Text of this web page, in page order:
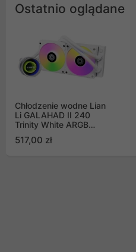
Ostatnio oglądane
Chłodzenie wodne Lian
Li GALAHAD II 240
Trinity White ARGB
517,00 zł